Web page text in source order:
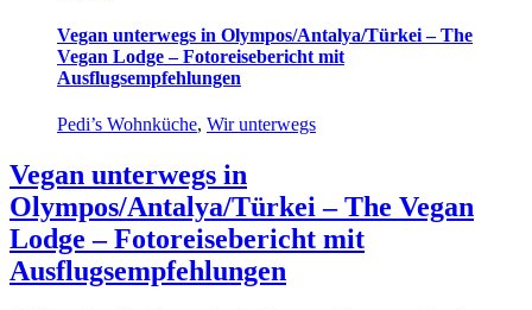
Vegan unterwegs in Olympos/Antalya/Türkei – The
Vegan Lodge – Fotoreisebericht mit
Ausflugsempfehlungen
Pedi’s Wohnküche, Wir unterwegs
Vegan unterwegs in
Olympos/Antalya/Türkei – The Vegan
Lodge – Fotoreisebericht mit
Ausflugsempfehlungen